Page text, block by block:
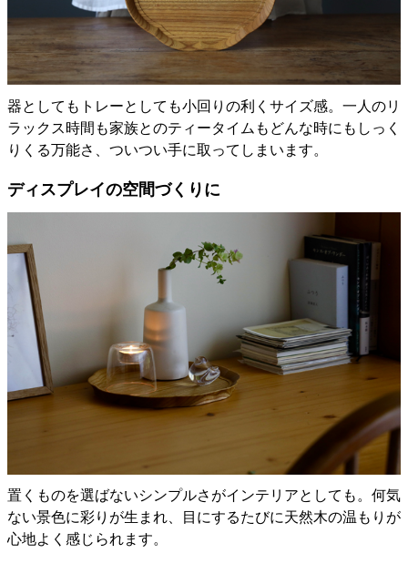
器としてもトレーとしても小回りの利くサイズ感。一人のリ
ラックス時間も家族とのティータイムもどんな時にもしっく
りくる万能さ、ついつい手に取ってしまいます。
ディスプレイの空間づくりに
置くものを選ばないシンプルさがインテリアとしても。何気
ない景色に彩りが生まれ、目にするたびに天然木の温もりが
心地よく感じられます。